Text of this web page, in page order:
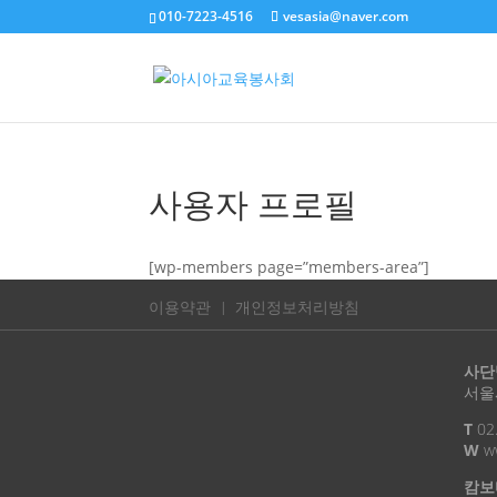
010-7223-4516 vesasia@naver.com
사용자 프로필
[wp-members page=”members-area”]
이용약관
개인정보처리방침
사
서
T
W
캄